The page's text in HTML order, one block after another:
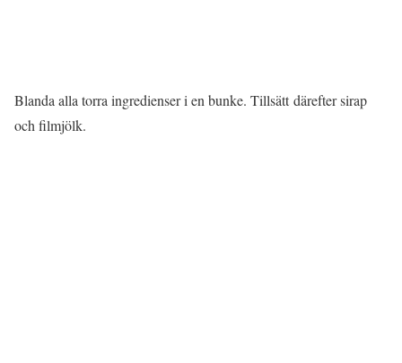
Blanda alla torra ingredienser i en bunke. Tillsätt därefter sirap
och filmjölk.